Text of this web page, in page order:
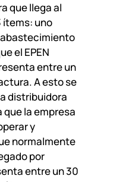
que llega al
ítems: uno
el EPEN
entre un
A esto se
distribuidora
la empresa
y
normalmente
por
entre un 30